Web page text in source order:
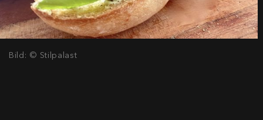
Bild: © Stilpalast